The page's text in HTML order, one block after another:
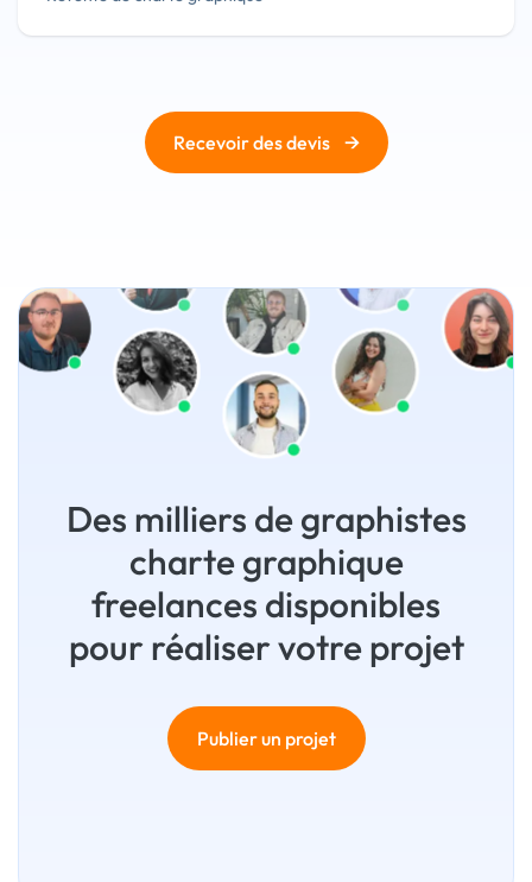
Recevoir des devis →
Des milliers de graphistes
charte graphique
freelances disponibles
pour réaliser votre projet
Publier un projet